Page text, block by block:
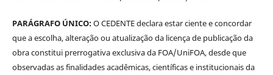
PARÁGRAFO ÚNICO:O CEDENTE declara estar ciente e concordar
que a escolha, alteração ou atualização da licença de publicação da
obra constitui prerrogativa exclusiva da FOA/UniFOA, desde que
observadas as finalidades acadêmicas, científicas e institucionais da